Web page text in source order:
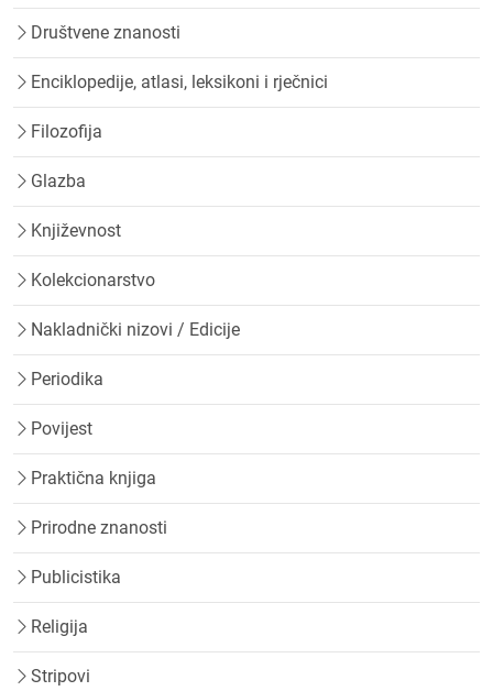
Društvene znanosti
Enciklopedije, atlasi, leksikoni i rječnici
Filozofija
Glazba
Književnost
Kolekcionarstvo
Nakladnički nizovi / Edicije
Periodika
Povijest
Praktična knjiga
Prirodne znanosti
Publicistika
Religija
Stripovi